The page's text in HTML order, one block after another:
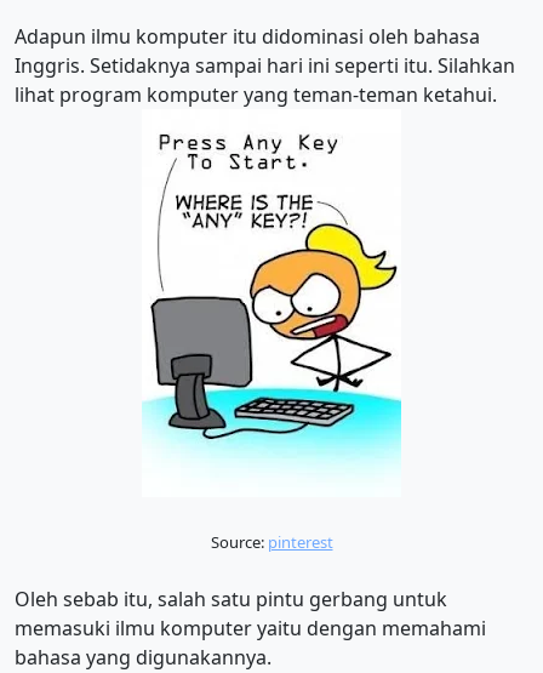
Adapun ilmu komputer itu didominasi oleh bahasa
Inggris. Setidaknya sampai hari ini seperti itu. Silahkan
lihat program komputer yang teman-teman ketahui.
Source: pinterest
Oleh sebab itu, salah satu pintu gerbang untuk
memasuki ilmu komputer yaitu dengan memahami
bahasa yang digunakannya.